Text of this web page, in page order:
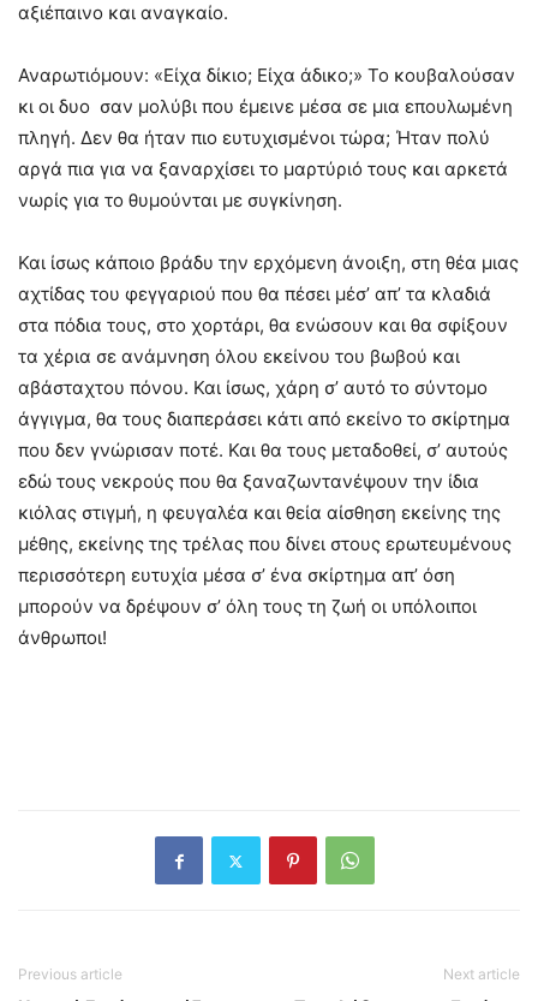
αξιέπαινο και αναγκαίο.
Αναρωτιόμουν: «Είχα δίκιο; Είχα άδικο;» Το κουβαλούσαν
κι οι δυο σαν μολύβι που έμεινε μέσα σε μια επουλωμένη
πληγή. Δεν θα ήταν πιο ευτυχισμένοι τώρα; Ήταν πολύ
αργά πια για να ξαναρχίσει το μαρτύριό τους και αρκετά
νωρίς για το θυμούνται με συγκίνηση.
Και ίσως κάποιο βράδυ την ερχόμενη άνοιξη, στη θέα μιας
αχτίδας του φεγγαριού που θα πέσει μέσ’ απ’ τα κλαδιά
στα πόδια τους, στο χορτάρι, θα ενώσουν και θα σφίξουν
τα χέρια σε ανάμνηση όλου εκείνου του βωβού και
αβάσταχτου πόνου. Και ίσως, χάρη σ’ αυτό το σύντομο
άγγιγμα, θα τους διαπεράσει κάτι από εκείνο το σκίρτημα
που δεν γνώρισαν ποτέ. Και θα τους μεταδοθεί, σ’ αυτούς
εδώ τους νεκρούς που θα ξαναζωντανέψουν την ίδια
κιόλας στιγμή, η φευγαλέα και θεία αίσθηση εκείνης της
μέθης, εκείνης της τρέλας που δίνει στους ερωτευμένους
περισσότερη ευτυχία μέσα σ’ ένα σκίρτημα απ’ όση
μπορούν να δρέψουν σ’ όλη τους τη ζωή οι υπόλοιποι
άνθρωποι!
Previous article Next article